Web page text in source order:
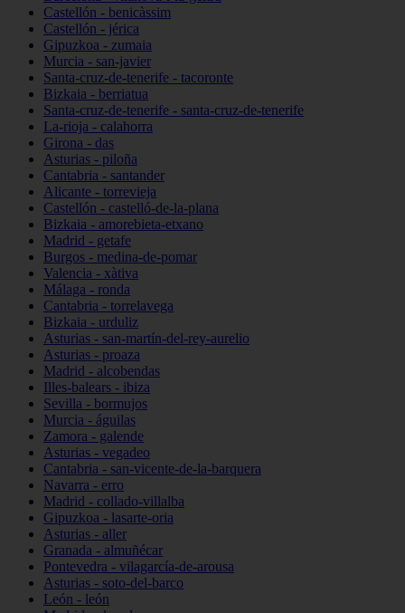
Castellón - benicàssim
Castellón - jérica
Gipuzkoa - zumaia
Murcia - san-javier
Santa-cruz-de-tenerife - tacoronte
Bizkaia - berriatua
Santa-cruz-de-tenerife - santa-cruz-de-tenerife
La-rioja - calahorra
Girona - das
Asturias - piloña
Cantabria - santander
Alicante - torrevieja
Castellón - castelló-de-la-plana
Bizkaia - amorebieta-etxano
Madrid - getafe
Burgos - medina-de-pomar
Valencia - xàtiva
Málaga - ronda
Cantabria - torrelavega
Bizkaia - urduliz
Asturias - san-martín-del-rey-aurelio
Asturias - proaza
Madrid - alcobendas
Illes-balears - ibiza
Sevilla - bormujos
Murcia - águilas
Zamora - galende
Asturias - vegadeo
Cantabria - san-vicente-de-la-barquera
Navarra - erro
Madrid - collado-villalba
Gipuzkoa - lasarte-oria
Asturias - aller
Granada - almuñécar
Pontevedra - vilagarcía-de-arousa
Asturias - soto-del-barco
León - león